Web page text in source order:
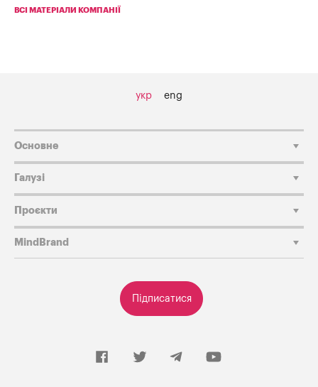
ВСІ МАТЕРІАЛИ КОМПАНІЇ
укр eng
Підписатися
Основне
Галузі
Проєкти
MindBrand